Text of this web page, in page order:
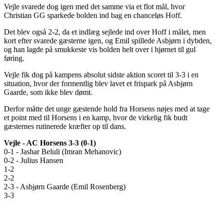
Vejle svarede dog igen med det samme via et flot mål, hvor
Christian GG sparkede bolden ind bag en chanceløs Hoff.
Det blev også 2-2, da et indlæg sejlede ind over Hoff i målet, men
kort efter svarede gæsterne igen, og Emil spillede Asbjørn i dybden,
og han lagde på smukkeste vis bolden helt over i hjørnet til gul
føring.
Vejle fik dog på kampens absolut sidste aktion scoret til 3-3 i en
situation, hvor der formentlig blev lavet et frispark på Asbjørn
Gaarde, som ikke blev dømt.
Derfor måtte det unge gæstende hold fra Horsens nøjes med at tage
et point med til Horsens i en kamp, hvor de virkelig fik budt
gæsternes rutinerede kræfter op til dans.
Vejle - AC Horsens 3-3 (0-1)
0-1 - Jashar Beluli (Imran Mehanovic)
0-2 - Julius Hansen
1-2
2-2
2-3 - Asbjørn Gaarde (Emil Rosenberg)
3-3